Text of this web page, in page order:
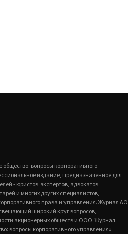
вопросы корпоративного
издание, предназначенное для
- юристов, экспертов, адвокатов,
и многих других специалистов,
права и управления. Журнал АО
широкий круг вопросов,
акционерных обществ и ООО. Журнал
вопросы корпоративного управления»